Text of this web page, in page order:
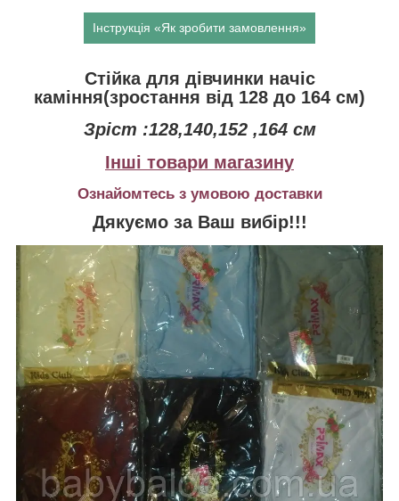
Інструкція «Як зробити замовлення»
Стійка для дівчинки начіс
каміння(зростання від 128 до 164 см)
Зріст :128,140,152 ,164 см
Інші товари магазину
Ознайомтесь з умовою доставки
Дякуємо за Ваш вибір!!!